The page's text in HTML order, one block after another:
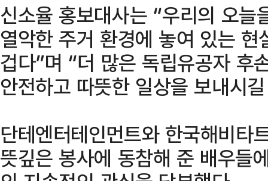
신소율 홍보대사는 “우리의 오
열악한 주거 환경에 놓여 있는
겁다”며 “더 많은 독립유공자 후
안전하고 따뜻한 일상을 보내시
단테엔터테인먼트와 한국해비타
뜻깊은 봉사에 동참해 준 배우들